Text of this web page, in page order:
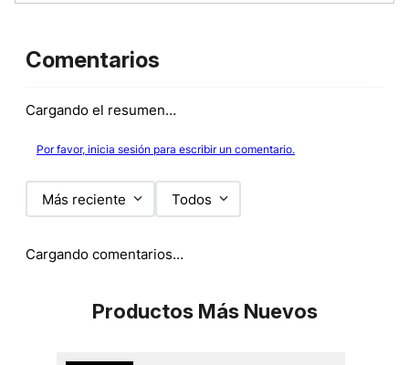
Comentarios
Cargando el resumen…
Por favor, inicia sesión para escribir un comentario.
Más reciente Todos
Cargando comentarios…
Productos Más Nuevos